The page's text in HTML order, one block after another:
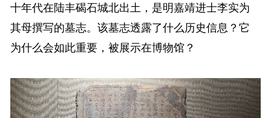
十年代在陆丰碣石城北出土，是明嘉靖进士李实为
其母撰写的墓志。该墓志透露了什么历史信息？它
为什么会如此重要，被展示在博物馆？